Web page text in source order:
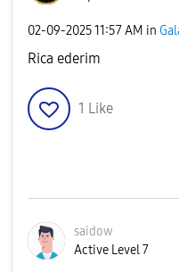
‎02-09-202511:57 AM in
Rica ederim
1 Like
saidow
Active Level 7